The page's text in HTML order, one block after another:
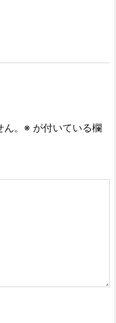
。 ※ が付いている欄